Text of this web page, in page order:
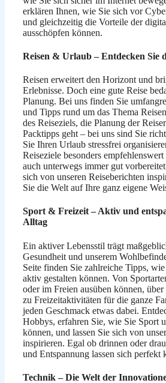
erklären Ihnen, wie Sie sich vor
und gleichzeitig die Vorteile der
ausschöpfen können.
Reisen & Urlaub – Entdecken Sie
Reisen erweitert den Horizont und
Erlebnisse. Doch eine gute Reise
Planung. Bei uns finden Sie
und Tipps rund um das Thema
des Reiseziels, die Planung der
Packtipps geht – bei uns sind Sie
Sie Ihren Urlaub stressfrei
Reiseziele besonders
auch unterwegs immer gut
sich von unseren Reiseberichten
Sie die Welt auf Ihre ganz eigene
Sport & Freizeit – Aktiv und
Alltag
Ein aktiver Lebensstil trägt
Gesundheit und unserem
Seite finden Sie zahlreiche Tipps,
aktiv gestalten können. Von
oder im Freien ausüben können,
zu Freizeitaktivitäten für die ganze
jeden Geschmack etwas dabei.
Hobbys, erfahren Sie, wie Sie Sport
können, und lassen Sie sich von
inspirieren. Egal ob drinnen oder
und Entspannung lassen sich perfekt
Technik – Die Welt der